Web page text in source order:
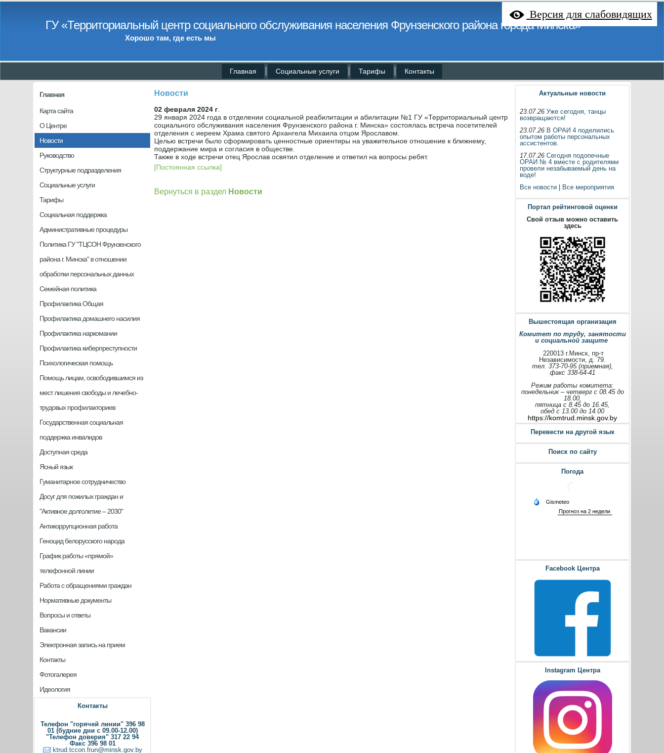
Версия для слабовидящих
ГУ «Территориальный центр социального обслуживания населения Фрунзенского района города Минска»
Хорошо там, где есть мы
Главная Социальные услуги Тарифы Контакты
Главная
Карта сайта
О Центре
Новости
Руководство
Структурные подразделения
Социальные услуги
Тарифы
Социальная поддержка
Административные процедуры
Политика ГУ "ТЦСОН Фрунзенского
района г. Минска" в отношении
обработки персональных данных
Семейная политика
Профилактика Общая
Профилактика домашнего насилия
Профилактика наркомании
Профилактика киберпреступности
Психологическая помощь
Помощь лицам, освободившимся из
мест лишения свободы и лечебно-
трудовых профилакториев
Государственная социальная
поддержка инвалидов
Доступная среда
Ясный язык
Гуманитарное сотрудничество
Досуг для пожилых граждан и
"Активное долголетие – 2030"
Антикоррупционная работа
Геноцид белорусского народа
График работы «прямой»
телефонной линии
Работа с обращениями граждан
Нормативные документы
Вопросы и ответы
Вакансии
Электронная запись на прием
Контакты
Фотогалерея
Идеология
Контакты
Телефон "горячей линии" 396 98
01 (будние дни с 09.00-12.00)
"Телефон доверия" 317 22 94
Факс 396 98 01
ktrud.tccon.frun@minsk.gov.by
Новости
02 февраля 2024 г
29 января 2024 года в отделении социальной реабилитации и абилитации №1 ГУ «Территориальный центр
социального обслуживания населения Фрунзенского района г. Минска» состоялась встреча посетителей
отделения с иереем Храма святого Архангела Михаила отцом Ярославом.
Целью встречи было сформировать ценностные ориентиры на уважительное отношение к ближнему,
поддержание мира и согласия в обществе.
Также в ходе встречи отец Ярослав освятил отделение и ответил на вопросы ребят.
[Постоянная ссылка]
Вернуться в раздел Новости
Актуальные новости
23.07.26Уже сегодня, танцы
возвращаются!
23.07.26 В ОРАИ 4 поделились
опытом работы персональных
ассистентов.
17.07.26Сегодня подопечные
ОРАИ № 4 вместе с родителями
провели незабываемый день на
воде!
Все новости
Все мероприятия
Портал рейтинговой оценки
Свой отзыв можно оставить
здесь
Вышестоящая организация
Комитет по труду, занятости
и социальной защите
220013 г.Минск, пр-т
Независимости, д. 79.
тел. 373-70-95 (приемная),
факс 338-64-41
Режим работы комитета:
понедельник – четверг с 08.45 до
18.00,
пятница с 8.45 до 16.45,
обед с 13.00 до 14.00
https://komtrud.minsk.gov.by
Перевести на другой язык
Поиск по сайту
Погода
Facebook Центра
Instagram Центра